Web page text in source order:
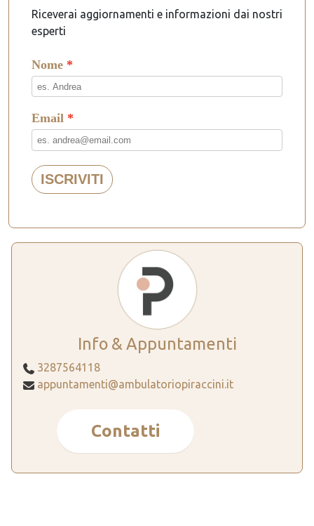
Riceverai aggiornamenti e informazioni dai nostri
esperti
Info & Appuntamenti
3287564118
appuntamenti@ambulatoriopiraccini.it
Contatti